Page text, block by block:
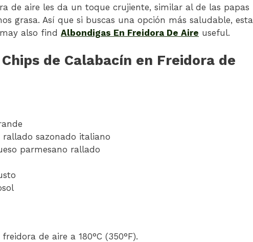
de aire les da un toque crujiente, similar al de las papas
grasa. Así que si buscas una opción más saludable, esta
also find Albondigas En Freidora De Aire useful.
de Calabacín en Freidora de
rallado sazonado italiano
parmesano rallado
de aire a 180°C (350°F).